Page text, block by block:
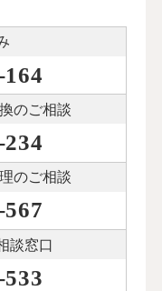
164
のご相談
234
のご相談
567
談窓口
533